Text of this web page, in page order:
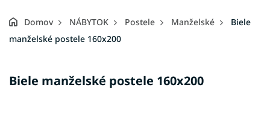
Domov NÁBYTOK Postele Manželské
Biele
manželské postele 160x200
Biele manželské postele 160x200